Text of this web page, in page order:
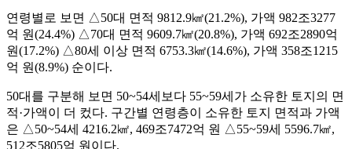
연령별로 보면 △50대 면적 9812.9㎢(21.2%), 가액 982조3277
억 원(24.4%) △70대 면적 9609.7㎢(20.8%), 가액 692조2890억
원(17.2%) △80세 이상 면적 6753.3㎢(14.6%), 가액 358조1215
억 원(8.9%) 순이다.
50대를 구분해 보면 50~54세보다 55~59세가 소유한 토지의 면
적·가액이 더 컸다. 구간별 연령층이 소유한 토지 면적과 가액
은 △50~54세 4216.2㎢, 469조7472억 원 △55~59세 5596.7㎢,
512조5805억 원이다.